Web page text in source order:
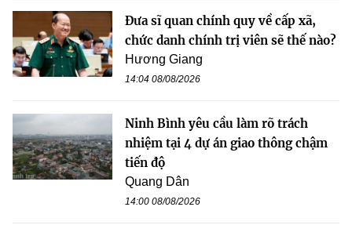
Đưa sĩ quan chính quy về cấp xã,
chức danh chính trị viên sẽ thế nào?
Hương Giang
14:04 08/08/2026
Ninh Bình yêu cầu làm rõ trách
nhiệm tại 4 dự án giao thông chậm
tiến độ
Quang Dân
14:00 08/08/2026